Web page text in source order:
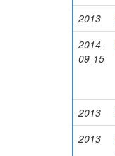
2013
2014-
09-15
2013
2013